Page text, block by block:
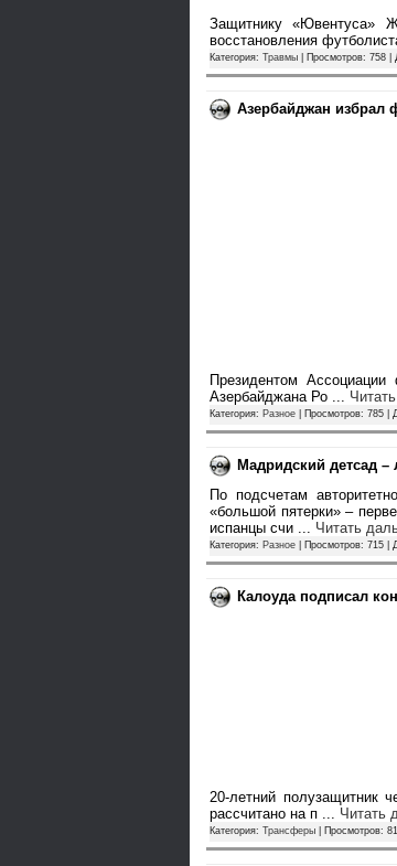
Защитнику «Ювентуса»
восстановления
Категория: Травмы | Просмотров: 758 |
Азербайджан избрал
Президентом
Азербайджана Ро
Категория: Разное | Просмотров: 785 |
Мадридский детсад
По подсчетам
«большой пятерки» –
испанцы счи
Читать
Категория: Разное | Просмотров: 715 |
Калоуда подписал
20-летний полузащитник
рассчитано на п
Читать
Категория: Трансферы | Просмотров: